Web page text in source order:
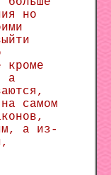
но
кроме
а
самом
а из-